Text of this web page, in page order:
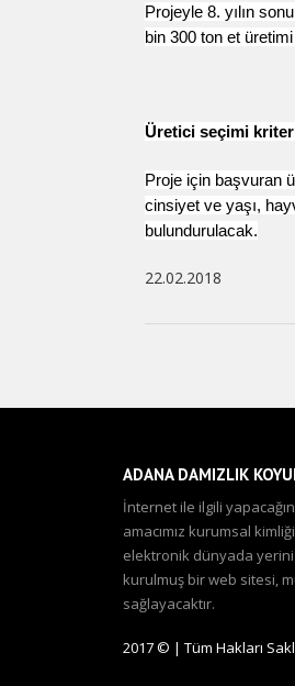
Projeyle 8. yılın
bin 300 ton et
Üretici seçimi
Proje için başvuran
cinsiyet ve yaşı,
bulundurulacak.
22.02.2018
ADANA DAMIZLIK
İnternet ile ilgili
amacımız kurumsal
elektronik dünyada
kurulmuş bir web sitesi,
sağlayacaktır.
2017 © | Tüm Hakları